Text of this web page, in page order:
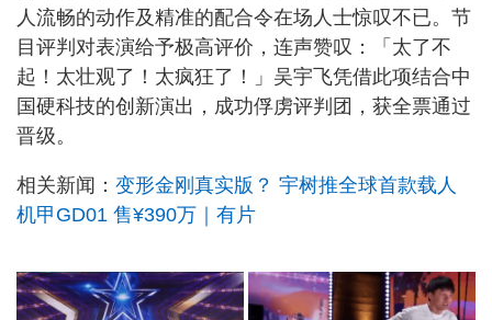
人流畅的动作及精准的配合令在场人士惊叹不已。节
目评判对表演给予极高评价，连声赞叹：「太了不
起！太壮观了！太疯狂了！」吴宇飞凭借此项结合中
国硬科技的创新演出，成功俘虏评判团，获全票通过
晋级。
相关新闻： 变形金刚真实版？ 宇树推全球首款载人
机甲GD01 售¥390万｜有片